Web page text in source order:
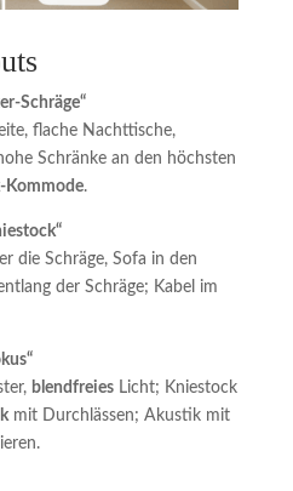
Schräge“
flache Nachttische,
Schränke an den höchsten
Kommode.
die Schräge, Sofa in den
der Schräge; Kabel im
blendfreiesLicht; Kniestock
mit Durchlässen; Akustik mit